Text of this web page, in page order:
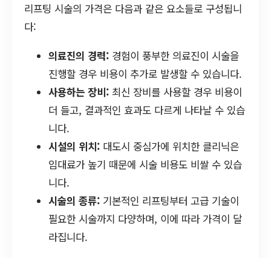
리프팅 시술의 가격은 다음과 같은 요소들로 구성됩니
다:
의료진의 경력: 경험이 풍부한 의료진이 시술을
진행할 경우 비용이 추가로 발생할 수 있습니다.
사용하는 장비: 최신 장비를 사용할 경우 비용이
더 들고, 결과적인 효과도 다르게 나타날 수 있습
니다.
시설의 위치: 대도시 중심가에 위치한 클리닉은
임대료가 높기 때문에 시술 비용도 비쌀 수 있습
니다.
시술의 종류: 기본적인 리프팅부터 고급 기술이
필요한 시술까지 다양하며, 이에 따라 가격이 달
라집니다.